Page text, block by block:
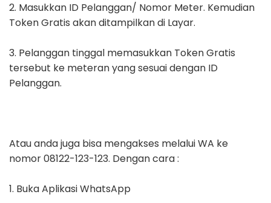
2. Masukkan ID Pelanggan/ Nomor Meter. Kemudian
Token Gratis akan ditampilkan di Layar.
3. Pelanggan tinggal memasukkan Token Gratis
tersebut ke meteran yang sesuai dengan ID
Pelanggan.
Atau anda juga bisa mengakses melalui WA ke
nomor 08122-123-123. Dengan cara :
1. Buka Aplikasi WhatsApp